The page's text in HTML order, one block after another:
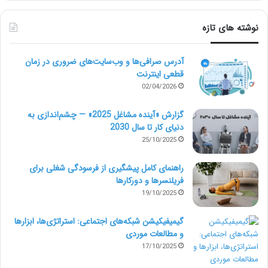
استخدام تعداد زیادی کارمند کفایت می‌کند.
مطابق با هزینه‌ای که پرداخت می‌کنید
حداکثر خدمات ممکن را می‌گیرید
وقتی کارمندی را استخدام می‌کنید احتمال اینکه کارمندتان
فقط برای اینکه اخراج نشود حداقل کار ممکن را انجام دهد
بسیار زیاد است. هرکسی که در دنیای شرکت داری زندگی
کرده حتماً با چند نمونه از این کارمندان برخورد داشته است.
بعضی از کارمندان حداکثر تلاششان را می‌کنند تا بهترین
خدمات ممکن را به شرکت ارائه دهند و ترفیع بگیرند اما
بقیه به همین‌که مدتی کار کنند و بعد بازنشسته شوند
راضی‌اند. این صحنه‌ی آشنا از فضای اداری به‌طور واضح
نوشته های تازه
آدرس صرافی‌ها و وب‌سایت‌های ضروری در زمان
قطعی اینترنت
02/04/2026
گزارش «آینده مشاغل 2025» — چشم‌اندازی به
دنیای کار تا سال 2030
25/10/2025
راهنمای کامل پیشگیری از فرسودگی شغلی برای
فریلنسرها و دورکارها
19/10/2025
گیمیفیکیشن شبکه‌های اجتماعی: استراتژی‌ها، ابزارها
و مطالعات موردی
17/10/2025